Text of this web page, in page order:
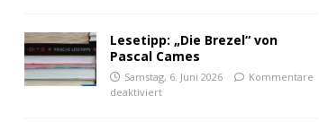
Lesetipp: „Die Brezel“ von
Pascal Cames
Samstag, 6. Juni 2026
Kommentare
deaktiviert